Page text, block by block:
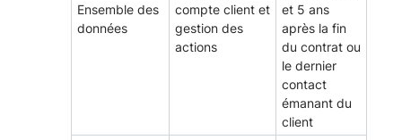
Ensemble des
données
compte client et
gestion des
actions
et 5 ans
après la fin
du contrat ou
le dernier
contact
émanant du
client